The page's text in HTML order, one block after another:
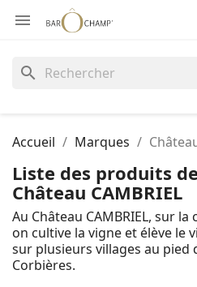

search
Accueil Marques
Liste des produits
Château CAMBRIEL
Au Château CAMBRIEL, sur
on cultive la vigne et élève le
sur plusieurs villages au pied
Corbières.